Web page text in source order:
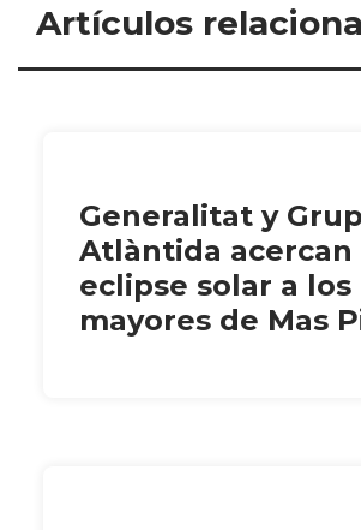
Artículos
Generalitat y Grup
Atlàntida acercan
eclipse solar a los
mayores de Mas